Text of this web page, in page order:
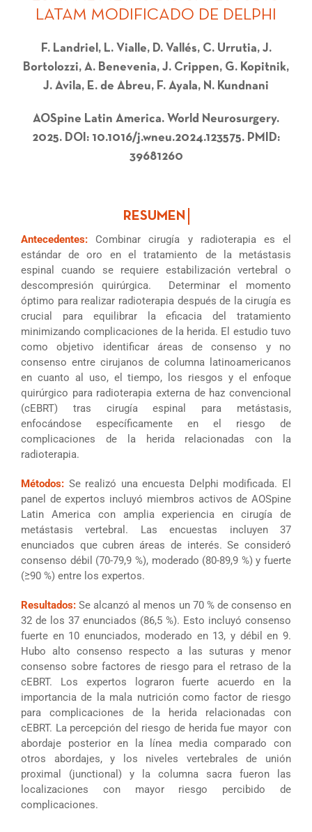
LATAM MODIFICADO DE DELPHI
F. Landriel, L. Vialle, D. Vallés, C. Urrutia, J.
Bortolozzi, A. Benevenia, J. Crippen, G. Kopitnik,
J. Avila, E. de Abreu, F. Ayala, N. Kundnani
AOSpine Latin America. World Neurosurgery.
2025. DOI: 10.1016/j.wneu.2024.123575. PMID:
39681260
Antecedentes:Combinar cirugía y radioterapia es el
estándar de oro en el tratamiento de la metástasis
espinal cuando se requiere estabilización vertebral o
descompresión quirúrgica. Determinar el momento
óptimo para realizar radioterapia después de la cirugía es
crucial para equilibrar la eficacia del tratamiento
minimizando complicaciones de la herida. El estudio tuvo
como objetivo identificar áreas de consenso y no
consenso entre cirujanos de columna latinoamericanos
en cuanto al uso, el tiempo, los riesgos y el enfoque
quirúrgico para radioterapia externa de haz convencional
(cEBRT) tras cirugía espinal para metástasis,
enfocándose específicamente en el riesgo de
complicaciones de la herida relacionadas con la
radioterapia.
Métodos:Se realizó una encuesta Delphi modificada. El
panel de expertos incluyó miembros activos de AOSpine
Latin America con amplia experiencia en cirugía de
metástasis vertebral. Las encuestas incluyen 37
enunciados que cubren áreas de interés. Se consideró
consenso débil (70-79,9 %), moderado (80-89,9 %) y fuerte
(≥90 %) entre los expertos.
Resultados:Se alcanzó al menos un 70 % de consenso en
32 de los 37 enunciados (86,5 %). Esto incluyó consenso
fuerte en 10 enunciados, moderado en 13, y débil en 9.
Hubo alto consenso respecto a las suturas y menor
consenso sobre factores de riesgo para el retraso de la
cEBRT. Los expertos lograron fuerte acuerdo en la
importancia de la mala nutrición como factor de riesgo
para complicaciones de la herida relacionadas con
cEBRT. La percepción del riesgo de herida fue mayor con
abordaje posterior en la línea media comparado con
otros abordajes, y los niveles vertebrales de unión
proximal (junctional) y la columna sacra fueron las
localizaciones con mayor riesgo percibido de
complicaciones.